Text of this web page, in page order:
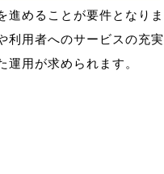
進めることが要件となりま
利用者へのサービスの充実